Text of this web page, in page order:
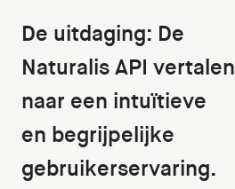
De uitdaging: De
Naturalis API vertalen
naar een intuïtieve
en begrijpelijke
gebruikerservaring.